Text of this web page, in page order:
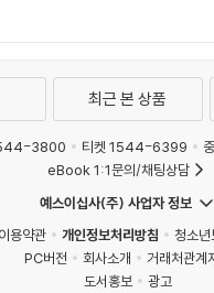
최근 본 상품
3800 티켓 1544-6399
eBook 1:1문의/채팅상담
예스이십사(주) 사업자 정보
이용약관
개인정보처리방침
청소
PC버전
회사소개
거래처관계
도서홍보
광고